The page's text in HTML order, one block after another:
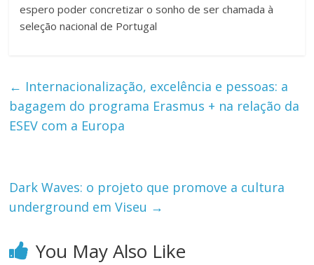
espero poder concretizar o sonho de ser chamada à
seleção nacional de Portugal
← Internacionalização, excelência e pessoas: a
bagagem do programa Erasmus + na relação da
ESEV com a Europa
Dark Waves: o projeto que promove a cultura
underground em Viseu →
You May Also Like